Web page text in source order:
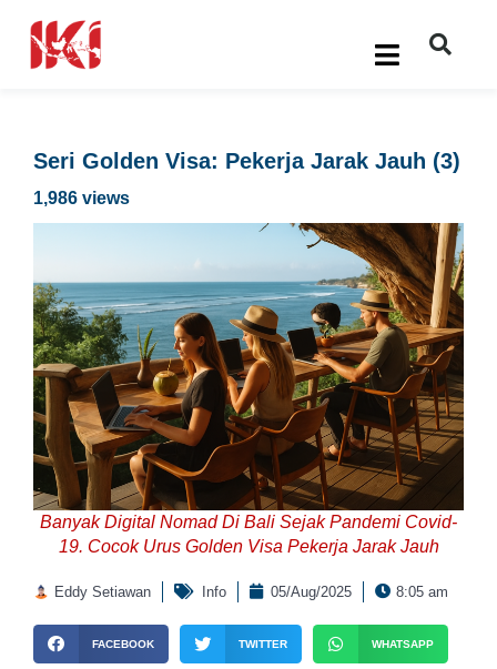
Seri Golden Visa: Pekerja Jarak Jauh (3)
1,986 views
Banyak Digital Nomad Di Bali Sejak Pandemi Covid-
19. Cocok Urus Golden Visa Pekerja Jarak Jauh
Eddy Setiawan Info 05/Aug/2025 8:05 am
FACEBOOK TWITTER WHATSAPP